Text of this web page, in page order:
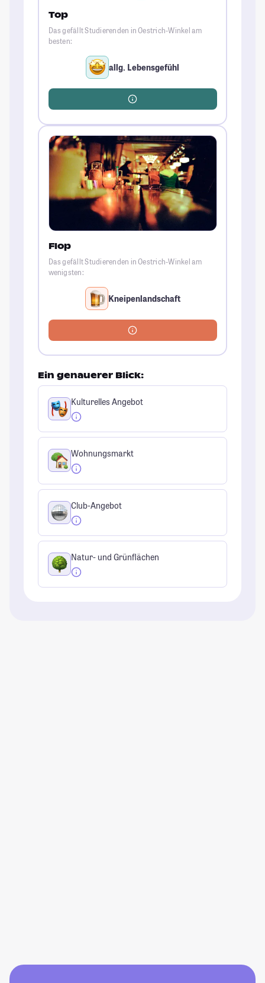
Top
Das gefällt Studierenden in Oestrich-Winkel am
besten:
allg. Lebensgefühl
Flop
Das gefällt Studierenden in Oestrich-Winkel am
wenigsten:
Kneipenlandschaft
Ein genauerer Blick:
Kulturelles Angebot
Wohnungsmarkt
Club-Angebot
Natur- und Grünflächen